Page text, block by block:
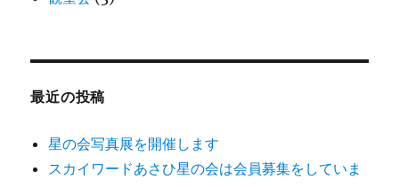
最近の投稿
星の会写真展を開催します
スカイワードあさひ星の会は会員募集をしていま